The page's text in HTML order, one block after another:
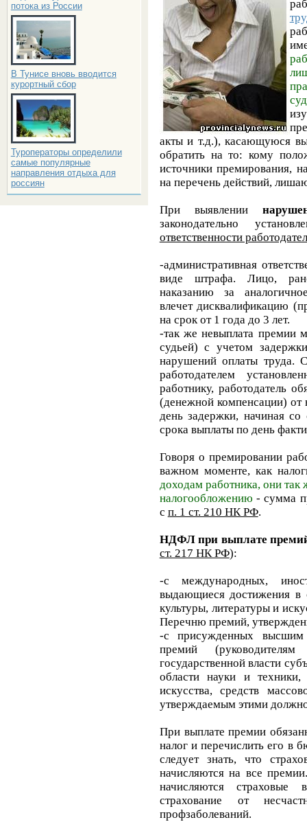
потока из России
В Тунисе вновь вводится
курортный сбор
Туроператоры определили
самые популярные
направления отдыха для
россиян
суд
акты и т.д.), касающуюся
обратить на то: кому
источники премирования,
на перечень действий,
При выявлении
законодательно
ответственности
-административная
виде штрафа. Лицо,
наказанию за
влечет дисквалификацию
на срок от 1 года до 3 лет.
-так же невыплата премии
судьей) с учетом
нарушений оплаты труда.
работодателем
работнику, работодатель
(денежной компенсации)
день задержки, начиная
срока выплаты по день
Говоря о премировании
важном моменте, как
доходам работника, они
налогообложению - сумма
с п. 1 ст. 210 НК РФ.
НДФЛ при выплате
ст. 217 НК РФ):
-с международных,
выдающиеся достижения в
культуры, литературы и
Перечню премий,
-с присужденных
премий
государственной власти
области науки и техники,
искусства, средств
утверждаемым этими
При выплате премии
налог и перечислить его в
следует знать, что
начисляются на все
начисляются страховые
страхование от
профзаболеваний.